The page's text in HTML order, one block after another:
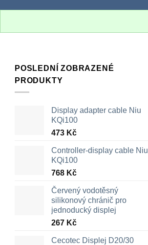
POSLEDNÍ ZOBRAZENÉ
PRODUKTY
Display adapter cable Niu
KQi100
473 Kč
Controller-display cable Niu
KQi100
768 Kč
Červený vodotěsný
silikonový chránič pro
jednoducký displej
267 Kč
Cecotec Displej D20/30